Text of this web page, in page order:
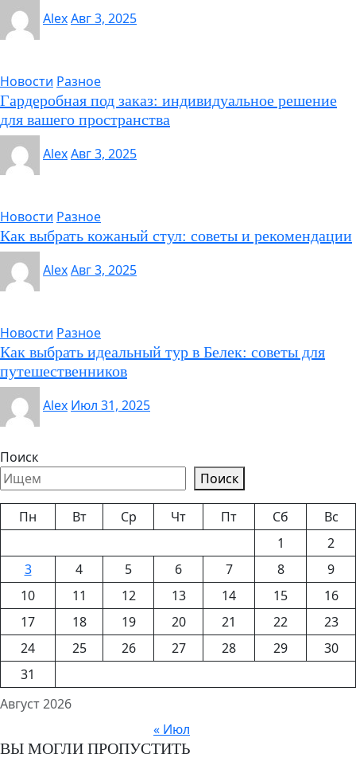
AlexАвг 3, 2025
Новости Разное
Гардеробная под заказ: индивидуальное решение
для вашего пространства
AlexАвг 3, 2025
Новости Разное
Как выбрать кожаный стул: советы и рекомендации
AlexАвг 3, 2025
Новости Разное
Как выбрать идеальный тур в Белек: советы для
путешественников
Alex Июл 31, 2025
Поиск
Поиск
Август 2026
Пн Вт Ср Чт Пт Сб
Вс
1
2
3
4 5 6 7 8
9
10
11 12 13 14 15
16
17
18 19 20 21 22
23
24
25 26 27 28 29
30
31
« Июл
ВЫ МОГЛИ ПРОПУСТИТЬ